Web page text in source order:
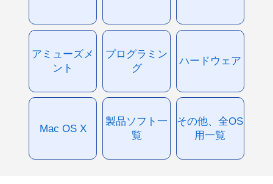
アミューズメ
ント
プログラミン
グ
ハードウェア
Mac OS X
製品ソフト一
覧
その他、全OS
用一覧